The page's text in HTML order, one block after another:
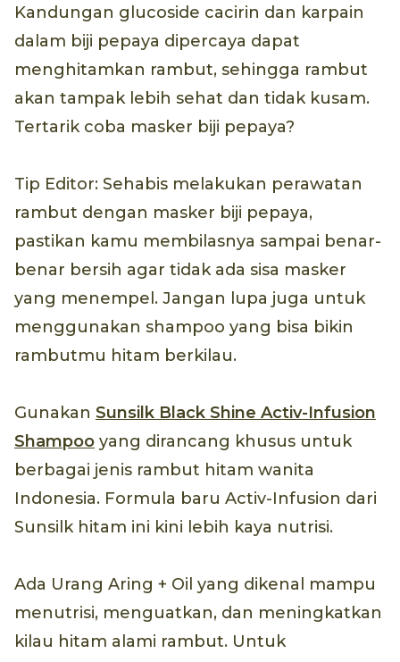
Kandungan glucoside cacirin dan karpain
dalam biji pepaya dipercaya dapat
menghitamkan rambut, sehingga rambut
akan tampak lebih sehat dan tidak kusam.
Tertarik coba masker biji pepaya?
Tip Editor: Sehabis melakukan perawatan
rambut dengan masker biji pepaya,
pastikan kamu membilasnya sampai benar-
benar bersih agar tidak ada sisa masker
yang menempel. Jangan lupa juga untuk
menggunakan shampoo yang bisa bikin
rambutmu hitam berkilau.
Gunakan Sunsilk Black Shine Activ-Infusion
Shampoo yang dirancang khusus untuk
berbagai jenis rambut hitam wanita
Indonesia. Formula baru Activ-Infusion dari
Sunsilk hitam ini kini lebih kaya nutrisi.
Ada Urang Aring + Oil yang dikenal mampu
menutrisi, menguatkan, dan meningkatkan
kilau hitam alami rambut. Untuk